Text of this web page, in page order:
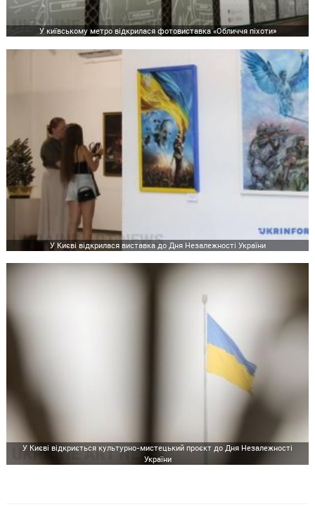
У київському метро відкрилася фотовиставка «Обличчя піхоти»
У Києві відкрилася виставка до Дня Незалежності України
У Києві відкриється культурно-мистецький проєкт до Дня Незалежності
України